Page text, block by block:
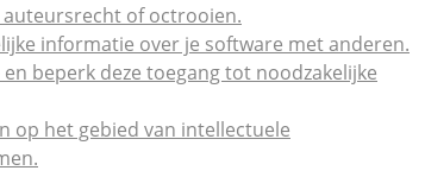
of octrooien.
informatie over je software met anderen.
beperk deze toegang tot noodzakelijke
op het gebied van intellectuele